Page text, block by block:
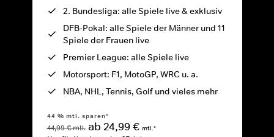
2. Bundesliga: alle Spiele live & exklusiv
DFB-Pokal: alle Spiele der Männer und 11
Spiele der Frauen live
Premier League: alle Spiele live
Motorsport: F1, MotoGP, WRC u. a.
NBA, NHL, Tennis, Golf und vieles mehr
44 % mtl. sparen*
44,99 € mtl. ab 24,99 € mtl.*